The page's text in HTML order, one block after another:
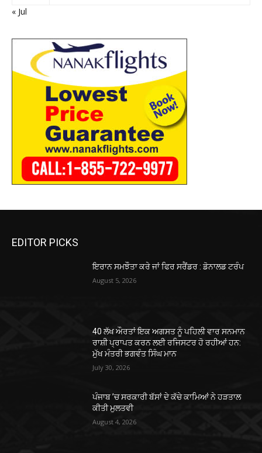
« Jul
EDITOR PICKS
ਇਰਾਨ ਸਮਝੌਤਾ ਕਰੇ ਜਾਂ ਫਿਰ ਸਰੈਂਡਰ : ਡੋਨਾਲਡ ਟਰੰਪ
August 5, 2026
40 ਲੱਖ ਔਰਤਾਂ ਇਕ ਅਗਸਤ ਨੂੰ ਪਹਿਲੀ ਵਾਰ ਸਨਮਾਨ
ਰਾਸ਼ੀ ਪ੍ਰਾਪਤ ਕਰਨ ਲਈ ਰਜਿਸਟਰ ਹੋ ਰਹੀਆਂ ਹਨ:
ਮੁੱਖ ਮੰਤਰੀ ਭਗਵੰਤ ਸਿੰਘ ਮਾਨ
July 30, 2026
ਪੰਜਾਬ ’ਚ ਸਰਕਾਰੀ ਬੱਸਾਂ ਦੇ ਕੱਚੇ ਕਾਮਿਆਂ ਨੇ ਹੜਤਾਲ
ਕੀਤੀ ਮੁਲਤਵੀ
August 4, 2026